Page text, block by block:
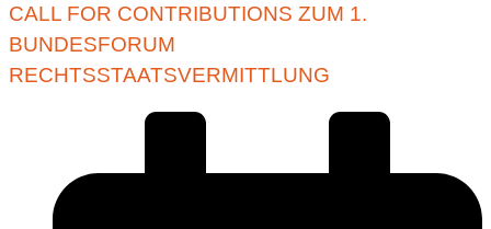
CALL FOR CONTRIBUTIONS ZUM 1.
BUNDESFORUM
RECHTSSTAATSVERMITTLUNG